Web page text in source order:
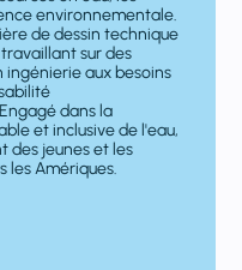
environnementale.
de dessin technique
sur des
aux besoins
dans la
et inclusive de l'eau,
des jeunes et les
les Amériques.